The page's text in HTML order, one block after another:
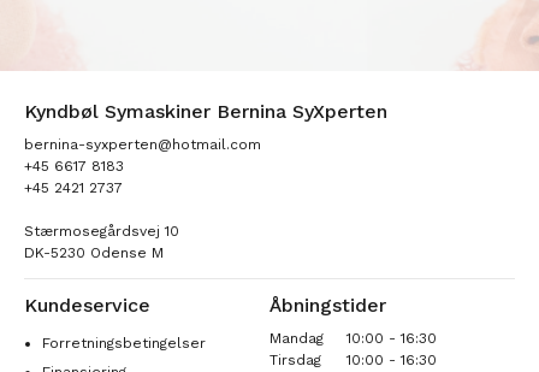
Kyndbøl Symaskiner Bernina SyXperten
bernina-syxperten@hotmail.com
+45 6617 8183
+45 2421 2737
Stærmosegårdsvej 10
DK-5230 Odense M
Kundeservice
Forretningsbetingelser
Åbningstider
Mandag
10:00 - 16:30
Tirsdag
10:00 - 16:30